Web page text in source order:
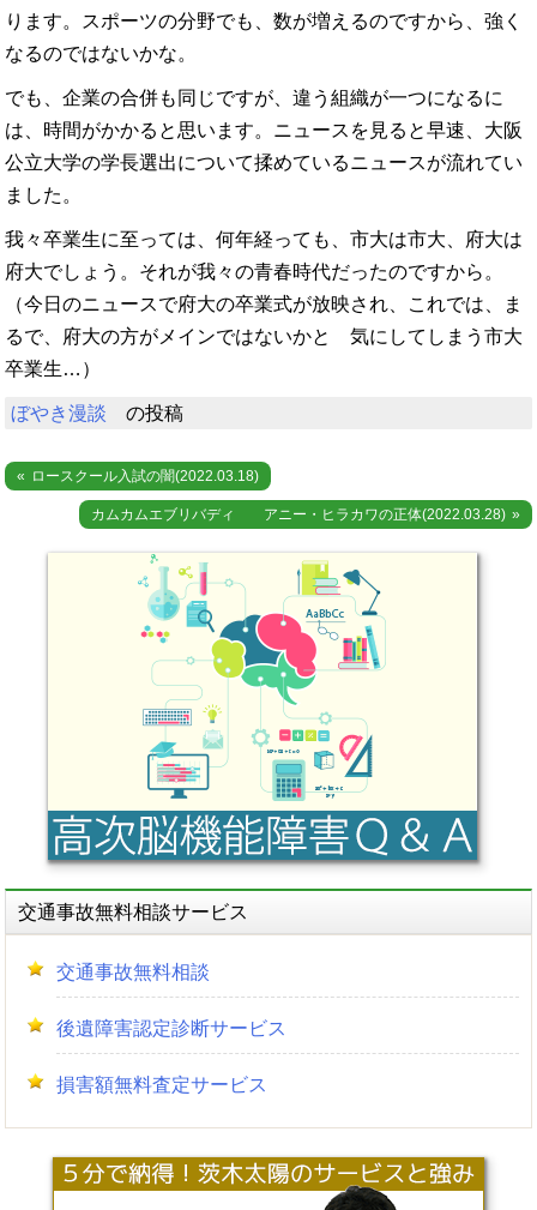
ります。スポーツの分野でも、数が増えるのですから、強く
なるのではないかな。
でも、企業の合併も同じですが、違う組織が一つになるに
は、時間がかかると思います。ニュースを見ると早速、大阪
公立大学の学長選出について揉めているニュースが流れてい
ました。
我々卒業生に至っては、何年経っても、市大は市大、府大は
府大でしょう。それが我々の青春時代だったのですから。
（今日のニュースで府大の卒業式が放映され、これでは、ま
るで、府大の方がメインではないかと 気にしてしまう市大
卒業生…）
ぼやき漫談 の投稿
投
ロースクール入試の闇(2022.03.18)
カムカムエブリバディ アニー・ヒラカワの正体(2022.03.28)
交通事故無料相談サービス
交通事故無料相談
後遺障害認定診断サービス
損害額無料査定サービス